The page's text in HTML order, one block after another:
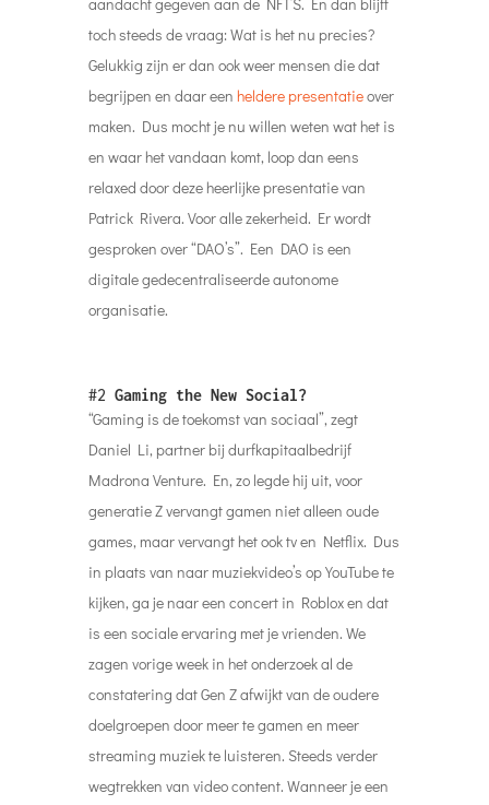
toch steeds de vraag: Wat is het nu precies?
Gelukkig zijn er dan ook weer mensen die dat
begrijpen en daar een heldere presentatieover
maken. Dus mocht je nu willen weten wat het is
en waar het vandaan komt, loop dan eens
relaxed door deze heerlijke presentatie van
Patrick Rivera. Voor alle zekerheid. Er wordt
gesproken over “DAO’s”. Een DAO is een
digitale gedecentraliseerde autonome
organisatie.
#2 Gaming the New Social?
“Gaming is de toekomst van sociaal”, zegt
Daniel Li, partner bij durfkapitaalbedrijf
Madrona Venture. En, zo legde hij uit, voor
generatie Z vervangt gamen niet alleen oude
games, maar vervangt het ook tv en Netflix. Dus
in plaats van naar muziekvideo’s op YouTube te
kijken, ga je naar een concert in Roblox en dat
is een sociale ervaring met je vrienden. We
zagen vorige week in het onderzoek al de
constatering dat Gen Z afwijkt van de oudere
doelgroepen door meer te gamen en meer
streaming muziek te luisteren. Steeds verder
wegtrekken van video content. Wanneer je een